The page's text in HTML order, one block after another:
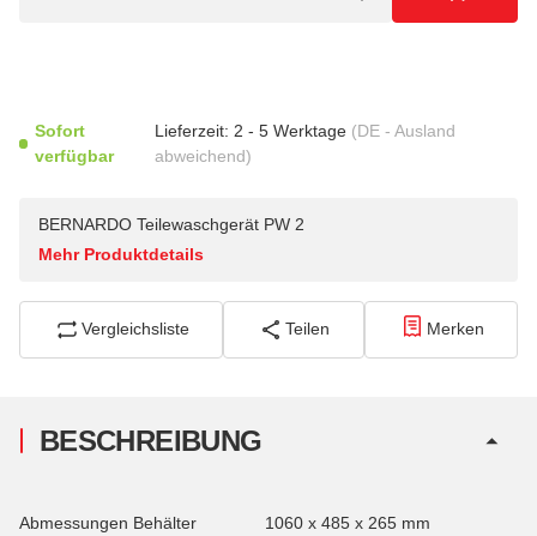
Sofort
verfügbar
Lieferzeit: 2 - 5 Werktage (DE - Ausland
abweichend)
BERNARDO Teilewaschgerät PW 2
Mehr Produktdetails
Vergleichsliste Teilen Merken
BESCHREIBUNG
Abmessungen Behälter 1060 x 485 x 265 mm